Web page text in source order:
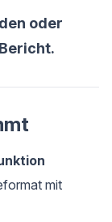
oder
mit